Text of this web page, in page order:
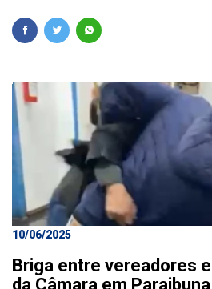
10/06/2025
Briga entre vereadores
da Câmara em